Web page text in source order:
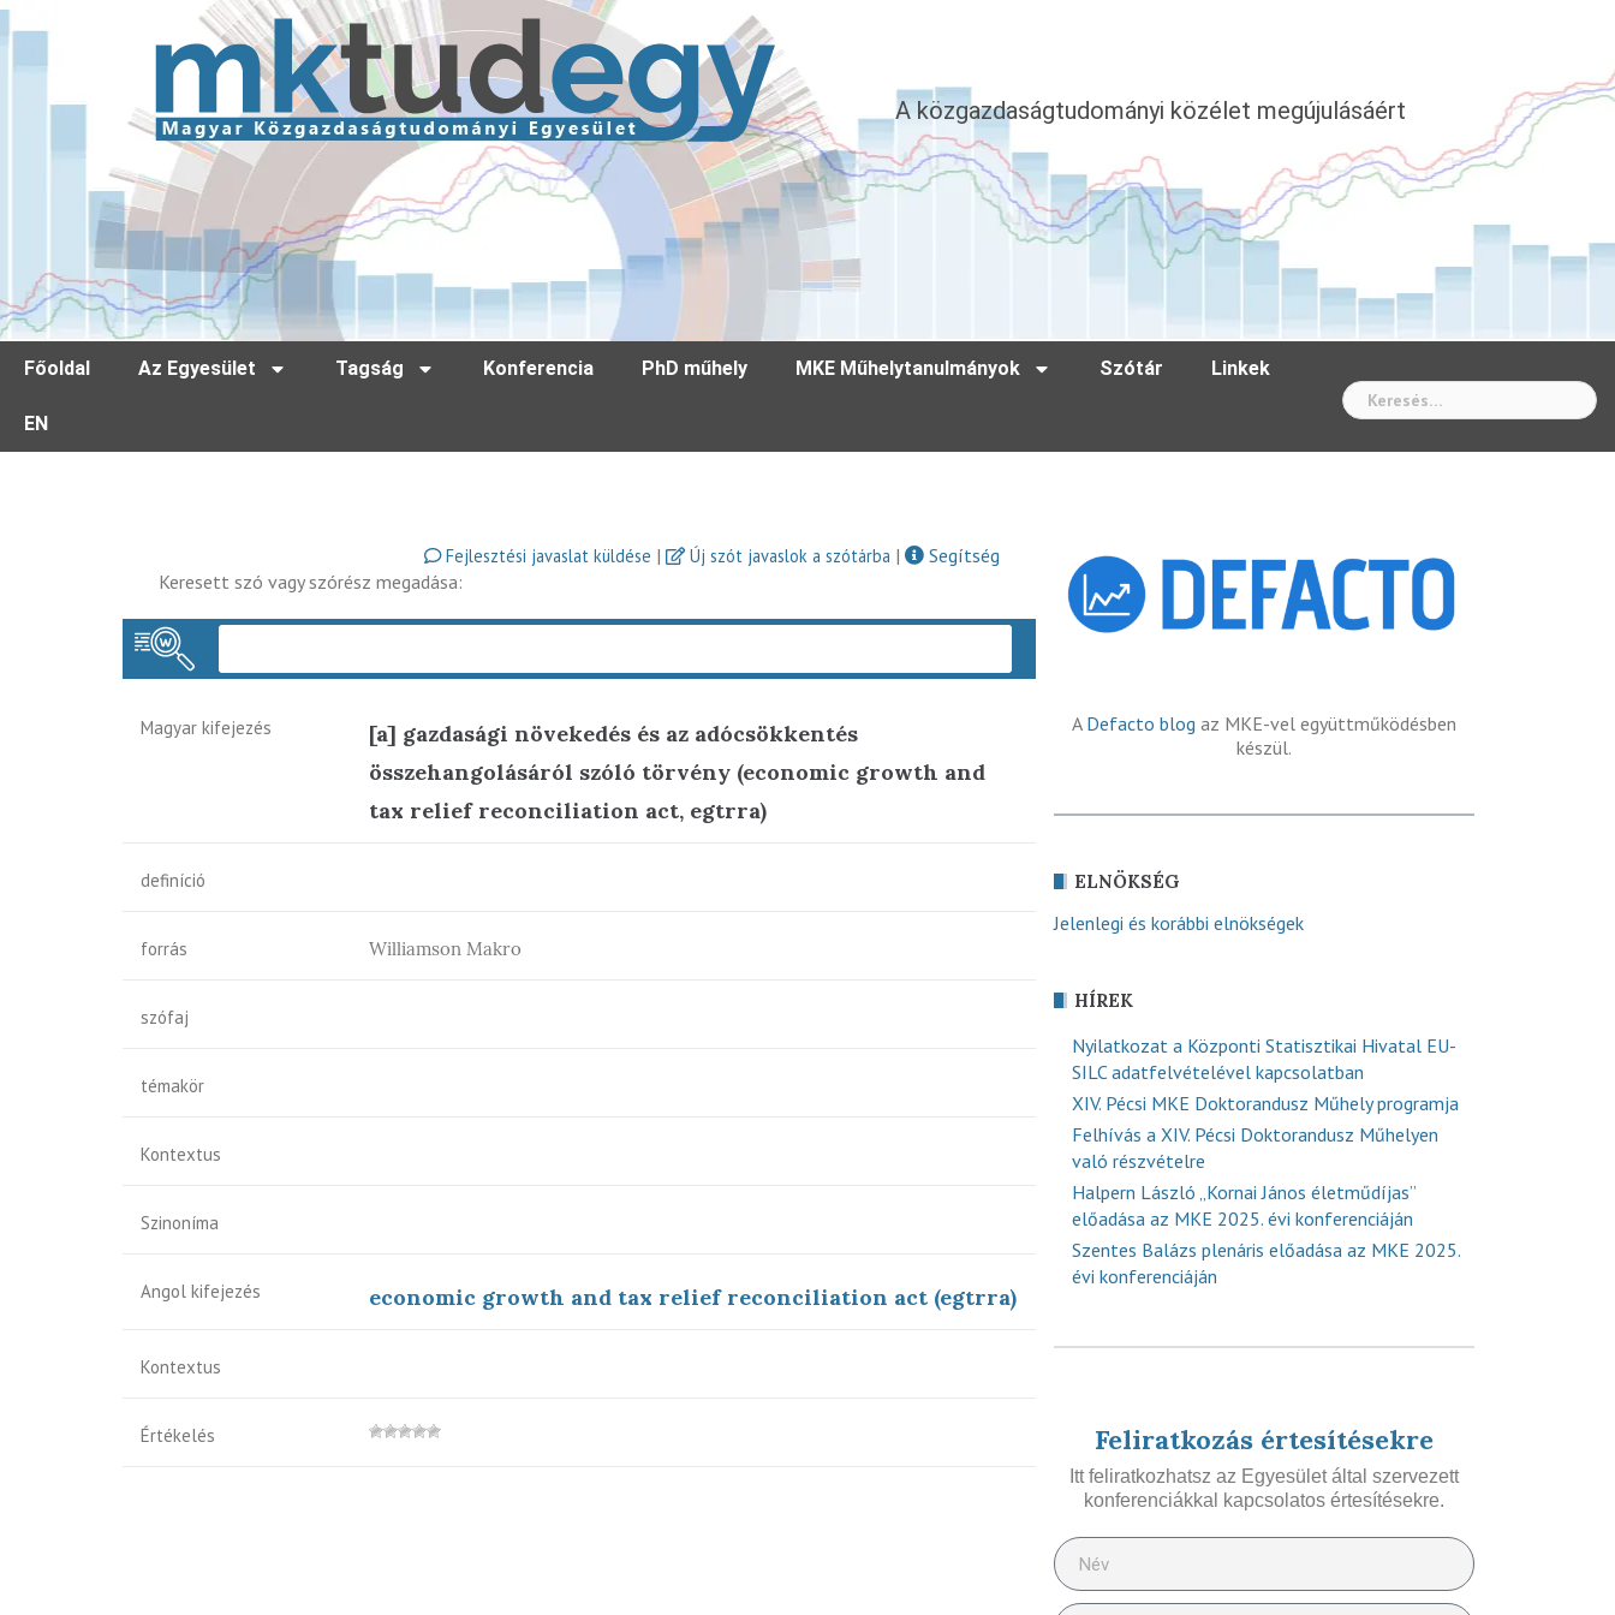
A közgazdaságtudományi közélet megújulásáért
Főoldal Az Egyesület Tagság Konferencia PhD műhely MKE Műhelytanulmányok Szótár Linkek
EN
Fejlesztési javaslat küldése | Új szót javaslok a szótárba |
Segítség
Keresett szó vagy szórész megadása:
Magyar kifejezés
[a] gazdasági növekedés és az adócsökkentés
összehangolásáról szóló törvény (economic growth and
tax relief reconciliation act, egtrra)
definíció
forrás Williamson Makro
szófaj
témakör
Kontextus
Szinoníma
Angol kifejezés economic growth and tax relief reconciliation act (egtrra)
Kontextus
Értékelés
A Defacto blog az MKE-vel együttműködésben
készül.
ELNÖKSÉG
Jelenlegi és korábbi elnökségek
HÍREK
Nyilatkozat a Központi Statisztikai Hivatal EU-
SILC adatfelvételével kapcsolatban
XIV. Pécsi MKE Doktorandusz Műhely programja
Felhívás a XIV. Pécsi Doktorandusz Műhelyen
való részvételre
Halpern László „Kornai János életműdíjas”
előadása az MKE 2025. évi konferenciáján
Szentes Balázs plenáris előadása az MKE 2025.
évi konferenciáján
Feliratkozás értesítésekre
Itt feliratkozhatsz az Egyesület által szervezett
konferenciákkal kapcsolatos értesítésekre.